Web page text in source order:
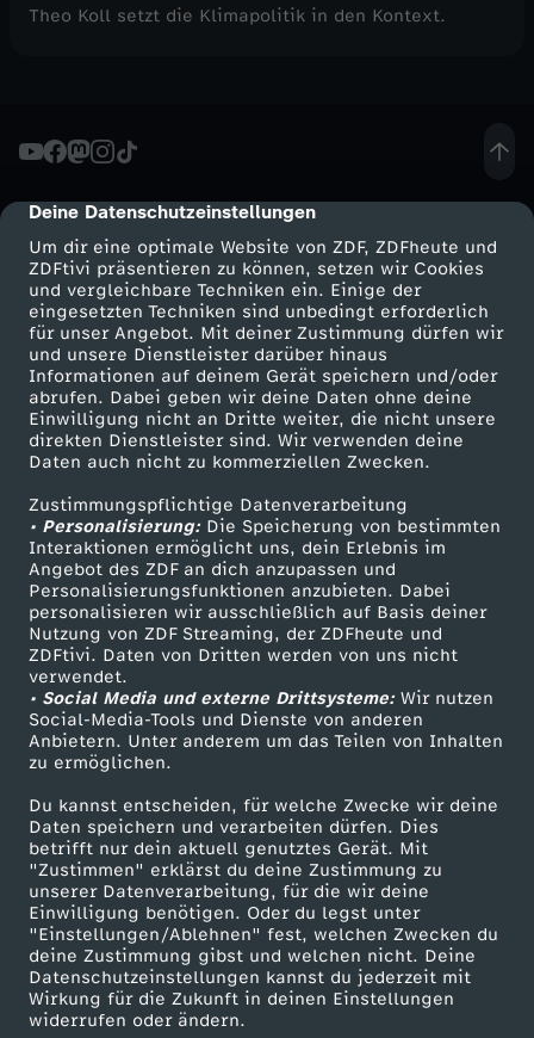
cmp-dialog-description
Deine Datenschutzeinstellungen
Um dir eine optimale Website von ZDF, ZDFheute und
ZDFtivi präsentieren zu können, setzen wir Cookies
und vergleichbare Techniken ein. Einige der
eingesetzten Techniken sind unbedingt erforderlich
für unser Angebot. Mit deiner Zustimmung dürfen wir
und unsere Dienstleister darüber hinaus
Informationen auf deinem Gerät speichern und/oder
abrufen. Dabei geben wir deine Daten ohne deine
Einwilligung nicht an Dritte weiter, die nicht unsere
direkten Dienstleister sind. Wir verwenden deine
Daten auch nicht zu kommerziellen Zwecken.
Zustimmungspflichtige Datenverarbeitung
• Personalisierung:Die Speicherung von bestimmten
Interaktionen ermöglicht uns, dein Erlebnis im
Angebot des ZDF an dich anzupassen und
Personalisierungsfunktionen anzubieten. Dabei
personalisieren wir ausschließlich auf Basis deiner
Nutzung von ZDF Streaming, der ZDFheute und
ZDFtivi. Daten von Dritten werden von uns nicht
verwendet.
• Social Media und externe Drittsysteme:Wir nutzen
Social-Media-Tools und Dienste von anderen
Anbietern. Unter anderem um das Teilen von Inhalten
zu ermöglichen.
Du kannst entscheiden, für welche Zwecke wir deine
Daten speichern und verarbeiten dürfen. Dies
betrifft nur dein aktuell genutztes Gerät. Mit
"Zustimmen" erklärst du deine Zustimmung zu
unserer Datenverarbeitung, für die wir deine
Einwilligung benötigen. Oder du legst unter
"Einstellungen/Ablehnen" fest, welchen Zwecken du
deine Zustimmung gibst und welchen nicht. Deine
Datenschutzeinstellungen kannst du jederzeit mit
Wirkung für die Zukunft in deinen Einstellungen
widerrufen oder ändern.
Theo Koll setzt die Klimapolitik in den Kontext.
Mehr ZDF
ZDF-Apps
Smart TV
ZDFtext
Livestreams
Sendungen A-Z
TV-Programm
Service
ZDFmitreden
Kontakt zum ZDF
Tickets
Zuschauerservice
Hilfe
ZDF Unternehmen
Karriere
ZDF goes Schule
Werbefernsehen
Mainzelmännchen